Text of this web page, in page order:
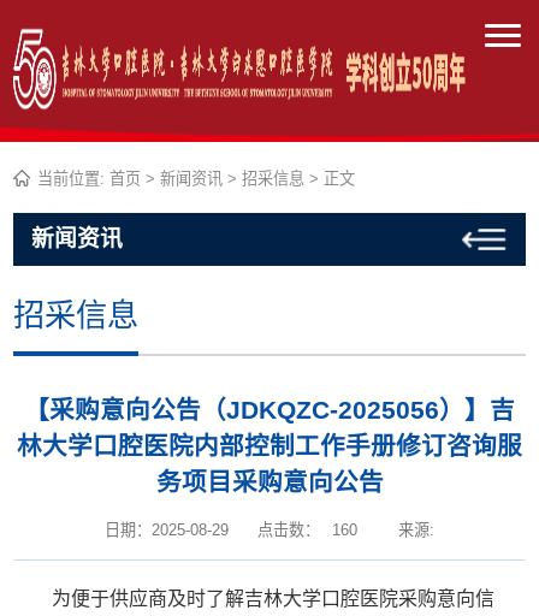
当前位置:首页 >新闻资讯 >招采信息 > 正文
新闻资讯
招采信息
【采购意向公告（JDKQZC-2025056）】吉
林大学口腔医院内部控制工作手册修订咨询服
务项目采购意向公告
日期：2025-08-29 点击数： 160 来源:
为便于供应商及时了解吉林大学口腔医院采购意向信